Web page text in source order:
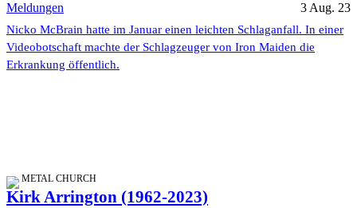
Meldungen 3 Aug. 23
Nicko McBrain hatte im Januar einen leichten Schlaganfall. In einer
Videobotschaft machte der Schlagzeuger von Iron Maiden die
Erkrankung öffentlich.
METAL CHURCH
Kirk Arrington (1962-2023)